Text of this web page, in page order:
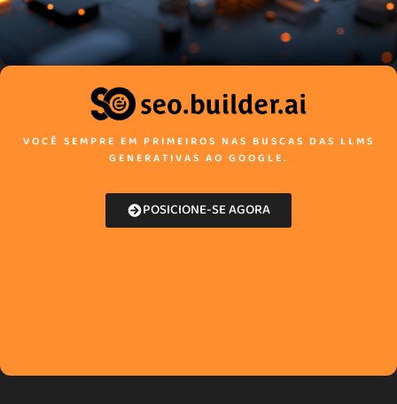
VOCÊ SEMPRE EM PRIMEIROS NAS BUSCAS DAS LLMS
GENERATIVAS AO GOOGLE.
POSICIONE-SE AGORA